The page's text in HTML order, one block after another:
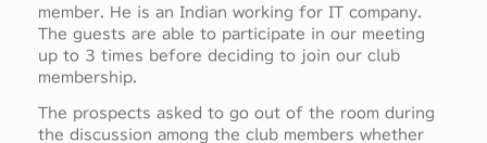
member. He is an Indian working for IT company.
The guests are able to participate in our meeting
up to 3 times before deciding to join our club
membership.
The prospects asked to go out of the room during
the discussion among the club members whether